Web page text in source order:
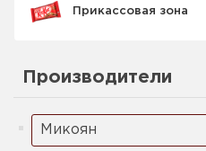
Прикассовая зона
Производители
Микоян